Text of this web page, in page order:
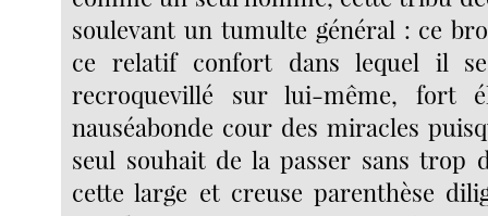
soulevant un tumulte général : ce
ce relatif confort dans lequel il
recroquevillé sur lui-même, fort
nauséabonde cour des miracles
seul souhait de la passer sans trop
cette large et creuse parenthèse